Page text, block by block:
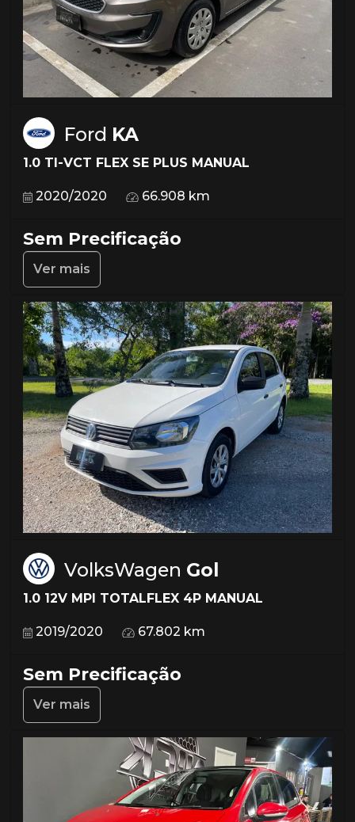
Ford KA
1.0 TI-VCT FLEX SE PLUS MANUAL
2020/2020 66.908 km
Sem Precificação
Ver mais
VolksWagen Gol
1.0 12V MPI TOTALFLEX 4P MANUAL
2019/2020 67.802 km
Sem Precificação
Ver mais